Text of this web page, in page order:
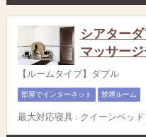
シアター
マッサージ
【ルームタイプ】ダブル
部屋でインターネット 禁煙ルーム
最大対応寝具 : クイーンベッド